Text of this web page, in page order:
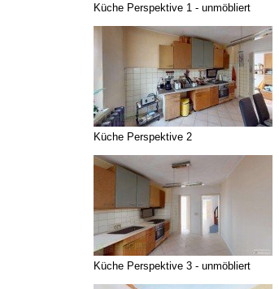
Küche Perspektive 1 - unmöbliert
Küche Perspektive 2
Küche Perspektive 3 - unmöbliert